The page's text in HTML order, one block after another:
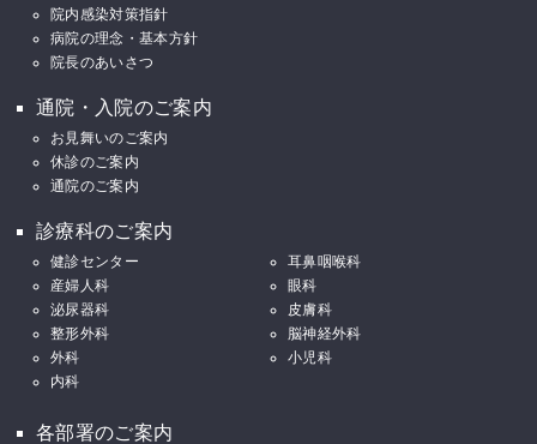
院内感染対策指針
病院の理念・基本方針
院長のあいさつ
通院・入院のご案内
お見舞いのご案内
休診のご案内
通院のご案内
診療科のご案内
健診センター
耳鼻咽喉科
産婦人科
眼科
泌尿器科
皮膚科
整形外科
脳神経外科
外科
小児科
内科
各部署のご案内